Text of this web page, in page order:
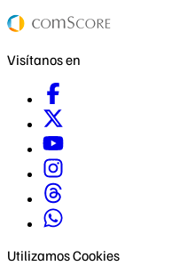
Visítanos en
Utilizamos Cookies